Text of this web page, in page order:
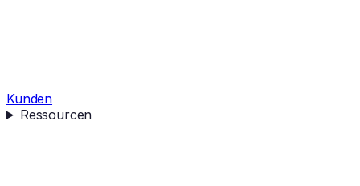
Kunden
Ressourcen